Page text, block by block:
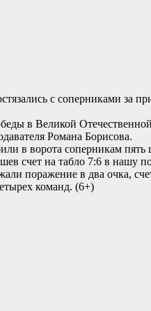
с соперниками за
в Великой
Романа Борисова.
в ворота соперникам
счет на табло 7:6 в нашу
поражение в два очка,
команд. (6+)